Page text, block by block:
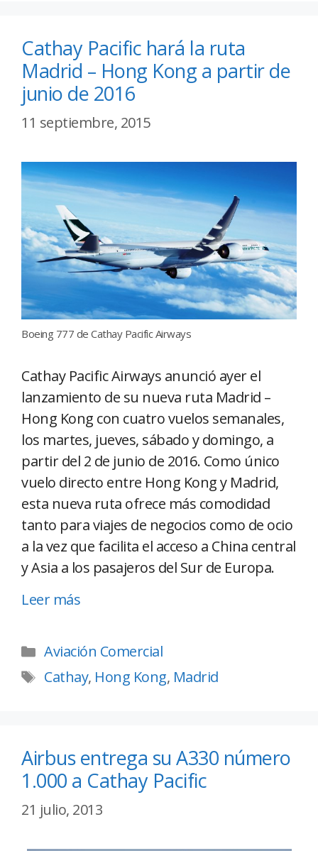
Cathay Pacific hará la ruta
Madrid – Hong Kong a partir de
junio de 2016
11 septiembre, 2015
Boeing 777 de Cathay Pacific Airways
Cathay Pacific Airways anunció ayer el
lanzamiento de su nueva ruta Madrid –
Hong Kong con cuatro vuelos semanales,
los martes, jueves, sábado y domingo, a
partir del 2 de junio de 2016. Como único
vuelo directo entre Hong Kong y Madrid,
esta nueva ruta ofrece más comodidad
tanto para viajes de negocios como de ocio
a la vez que facilita el acceso a China central
y Asia a los pasajeros del Sur de Europa.
Leer más
Aviación Comercial
Cathay, Hong Kong, Madrid
Airbus entrega su A330 número
1.000 a Cathay Pacific
21 julio, 2013